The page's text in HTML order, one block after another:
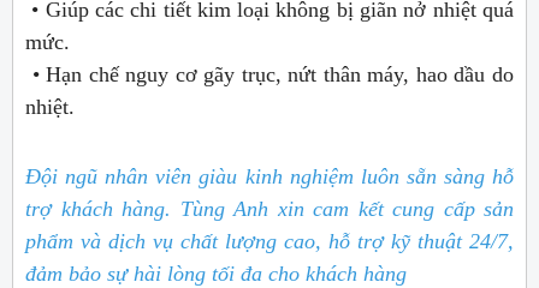
• Giúp các chi tiết kim loại không bị giãn nở nhiệt quá
mức.
• Hạn chế nguy cơ gãy trục, nứt thân máy, hao dầu do
nhiệt.
Đội ngũ nhân viên giàu kinh nghiệm luôn sẵn sàng hỗ
trợ khách hàng. Tùng Anh xin cam kết cung cấp sản
phẩm và dịch vụ chất lượng cao, hỗ trợ kỹ thuật 24/7,
đảm bảo sự hài lòng tối đa cho khách hàng